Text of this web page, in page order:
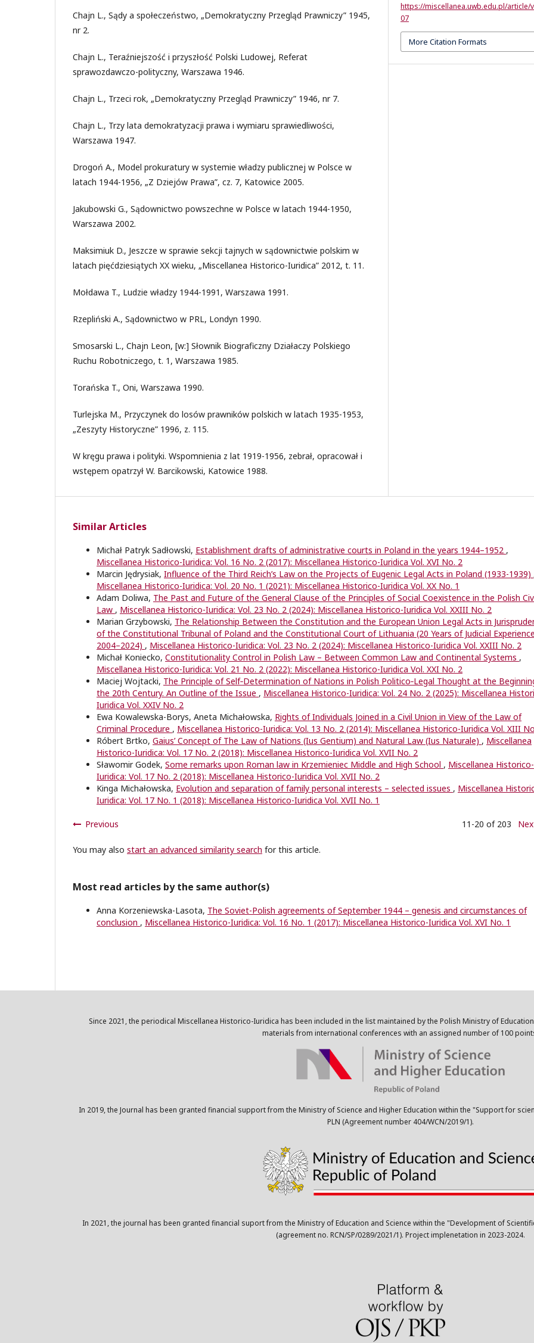
Chajn L., Sądy a społeczeństwo, „Demokratyczny Przegląd Prawniczy” 1945,
nr 2.
Chajn L., Teraźniejszość i przyszłość Polski Ludowej, Referat
sprawozdawczo-polityczny, Warszawa 1946.
Chajn L., Trzeci rok, „Demokratyczny Przegląd Prawniczy” 1946, nr 7.
Chajn L., Trzy lata demokratyzacji prawa i wymiaru sprawiedliwości,
Warszawa 1947.
Drogoń A., Model prokuratury w systemie władzy publicznej w Polsce w
latach 1944-1956, „Z Dziejów Prawa”, cz. 7, Katowice 2005.
Jakubowski G., Sądownictwo powszechne w Polsce w latach 1944-1950,
Warszawa 2002.
Maksimiuk D., Jeszcze w sprawie sekcji tajnych w sądownictwie polskim w
latach pięćdziesiątych XX wieku, „Miscellanea Historico-Iuridica” 2012, t. 11.
Mołdawa T., Ludzie władzy 1944-1991, Warszawa 1991.
Rzepliński A., Sądownictwo w PRL, Londyn 1990.
Smosarski L., Chajn Leon, [w:] Słownik Biograficzny Działaczy Polskiego
Ruchu Robotniczego, t. 1, Warszawa 1985.
Torańska T., Oni, Warszawa 1990.
Turlejska M., Przyczynek do losów prawników polskich w latach 1935-1953,
„Zeszyty Historyczne” 1996, z. 115.
W kręgu prawa i polityki. Wspomnienia z lat 1919-1956, zebrał, opracował i
wstępem opatrzył W. Barcikowski, Katowice 1988.
https://miscellanea.uwb.edu.pl/article/
07
More Citation Formats
Similar Articles
Michał Patryk Sadłowski, Establishment drafts of administrative courts in Poland in the years 1944–1952 ,
Miscellanea Historico-Iuridica: Vol. 16 No. 2 (2017): Miscellanea Historico-Iuridica Vol. XVI No. 2
Marcin Jędrysiak, Influence of the Third Reich’s Law on the Projects of Eugenic Legal Acts in Poland (1933-1939)
Miscellanea Historico-Iuridica: Vol. 20 No. 1 (2021): Miscellanea Historico-Iuridica Vol. XX No. 1
Adam Doliwa, The Past and Future of the General Clause of the Principles of Social Coexistence in the Polish
Law , Miscellanea Historico-Iuridica: Vol. 23 No. 2 (2024): Miscellanea Historico-Iuridica Vol. XXIII No. 2
Marian Grzybowski, The Relationship Between the Constitution and the European Union Legal Acts in
of the Constitutional Tribunal of Poland and the Constitutional Court of Lithuania (20 Years of Judicial
2004–2024) , Miscellanea Historico-Iuridica: Vol. 23 No. 2 (2024): Miscellanea Historico-Iuridica Vol. XXIII No. 2
Michał Koniecko, Constitutionality Control in Polish Law – Between Common Law and Continental Systems ,
Miscellanea Historico-Iuridica: Vol. 21 No. 2 (2022): Miscellanea Historico-Iuridica Vol. XXI No. 2
Maciej Wojtacki, The Principle of Self‑Determination of Nations in Polish Politico‑Legal Thought at the
the 20th Century. An Outline of the Issue , Miscellanea Historico-Iuridica: Vol. 24 No. 2 (2025): Miscellanea
Iuridica Vol. XXIV No. 2
Ewa Kowalewska-Borys, Aneta Michałowska, Rights of Individuals Joined in a Civil Union in View of the Law of
Criminal Procedure , Miscellanea Historico-Iuridica: Vol. 13 No. 2 (2014): Miscellanea Historico-Iuridica Vol. XIII
Róbert Brtko, Gaius’ Concept of The Law of Nations (Ius Gentium) and Natural Law (Ius Naturale) , Miscellanea
Historico-Iuridica: Vol. 17 No. 2 (2018): Miscellanea Historico-Iuridica Vol. XVII No. 2
Sławomir Godek, Some remarks upon Roman law in Krzemieniec Middle and High School , Miscellanea Historico-
Iuridica: Vol. 17 No. 2 (2018): Miscellanea Historico-Iuridica Vol. XVII No. 2
Kinga Michałowska, Evolution and separation of family personal interests – selected issues , Miscellanea
Iuridica: Vol. 17 No. 1 (2018): Miscellanea Historico-Iuridica Vol. XVII No. 1
Previous 11-20 of 203
You may also start an advanced similarity search for this article.
Most read articles by the same author(s)
Anna Korzeniewska-Lasota, The Soviet-Polish agreements of September 1944 – genesis and circumstances of
conclusion , Miscellanea Historico-Iuridica: Vol. 16 No. 1 (2017): Miscellanea Historico-Iuridica Vol. XVI No. 1
Since 2021, the periodical Miscellanea Historico-Iuridica has been included in the list maintained by the Polish Ministry of
materials from international conferences with an assigned number of 100
In 2019, the Journal has been granted financial support from the Ministry of Science and Higher Education within the "Support for
PLN (Agreement number 404/WCN/2019/1).
In 2021, the journal has been granted financial suport from the Ministry of Education and Science within the "Development of
(agreement no. RCN/SP/0289/2021/1). Project implenetation in 2023-2024.